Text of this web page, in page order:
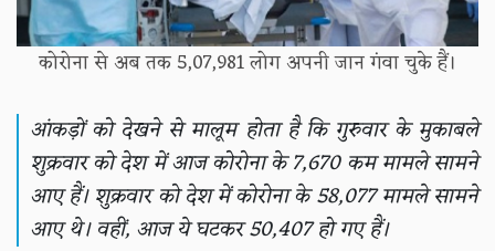
कोरोना से अब तक 5,07,981 लोग अपनी जान गंवा चुके हैं।
आंकड़ों को देखने से मालूम होता है कि गुरुवार के मुकाबले
शुक्रवार को देश में आज कोरोना के 7,670 कम मामले सामने
आए हैं। शुक्रवार को देश में कोरोना के 58,077 मामले सामने
आए थे। वहीं, आज ये घटकर 50,407 हो गए हैं।